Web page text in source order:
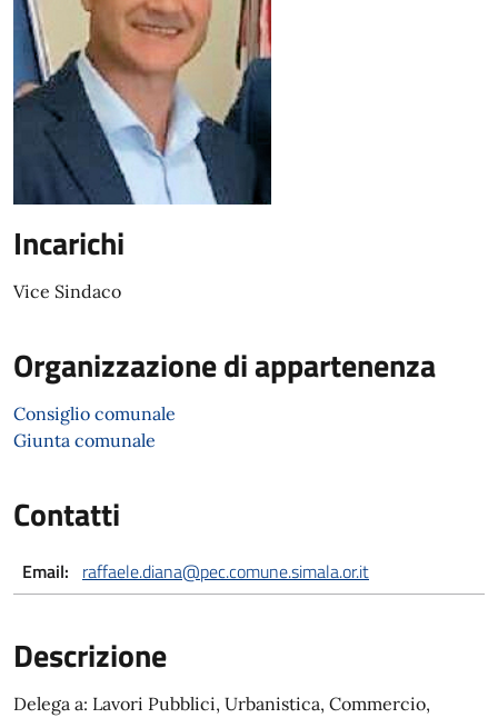
Incarichi
Vice Sindaco
Organizzazione di appartenenza
Consiglio comunale
Giunta comunale
Contatti
Email: raffaele.diana@pec.comune.simala.or.it
Descrizione
Delega a: Lavori Pubblici, Urbanistica, Commercio,